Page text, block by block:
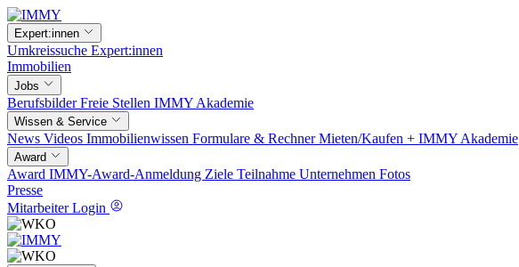
Expert:innen
Umkreissuche Expert:innen
Immobilien
Jobs
BerufsbilderFreie Stellen IMMY Akademie
Wissen & Service
News Videos Immobilienwissen Formulare & RechnerMieten/Kaufen + IMMY Akademie
Award
Award IMMY-Award-Anmeldung Ziele Teilnahme Unternehmen Fotos
Presse
Mitarbeiter Login